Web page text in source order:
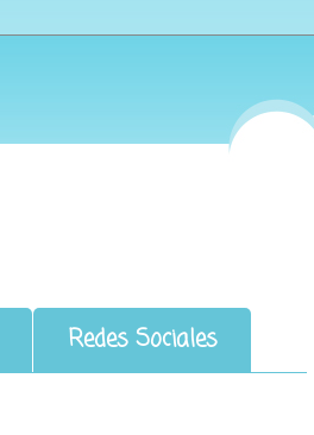
Redes Sociales